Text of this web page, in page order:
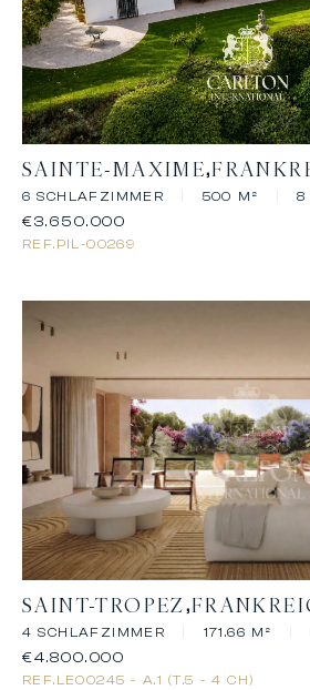
SAINTE-MAXIME
6 SCHLAFZIMMER 500 M² 8
REF. PIL-00269
€3.650.000
SAINT-TROPEZ
4 SCHLAFZIMMER 171.66 M²
REF. LE00245 - A.1 (T.5 - 4 CH)
€4.800.000